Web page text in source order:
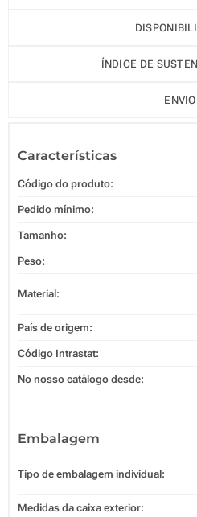
ÍNDICE DE
ENVIO
Características
Código do produto:
Pedido mínimo:
Tamanho:
Peso:
Material:
País de origem:
Código Intrastat:
No nosso catálogo desde:
Embalagem
Tipo de embalagem individual:
Medidas da caixa exterior: